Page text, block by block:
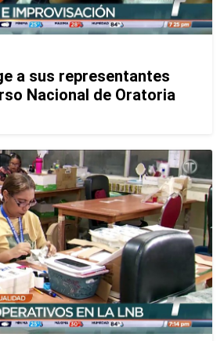
a sus representantes
Nacional de Oratoria